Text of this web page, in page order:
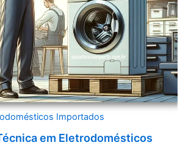
Importados
em Eletrodomésticos